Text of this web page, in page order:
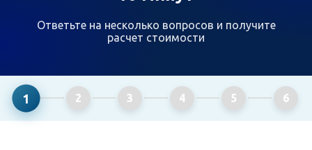
Ответьте на несколько вопросов и получите
расчет стоимости
1 2 3 4 5 6